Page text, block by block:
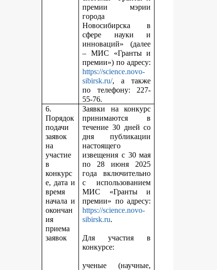
премии мэрии
города
Новосибирска в
сфере науки и
инноваций» (далее
– МИС «Гранты и
премии») по адресу:
https://science.novo-
sibirsk.ru/, а также
по телефону: 227-
55-76.
6.
Порядок
подачи
заявок
на
участие
в
конкурс
е, дата и
время
начала и
окончан
ия
приема
заявок
Заявки на конкурс
принимаются в
течение 30 дней со
дня публикации
настоящего
извещения с 30 мая
по 28 июня 2025
года включительно
с использованием
МИС «Гранты и
премии» по адресу:
https://science.novo-
sibirsk.ru.
Для участия в
конкурсе:
ученые (научные,